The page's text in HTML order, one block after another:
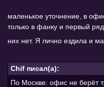
маленькое уточнение, в
только в фанку и первый
них нет. Я лично ездила и
Chif писал(а):
По Москве: офис не берёт